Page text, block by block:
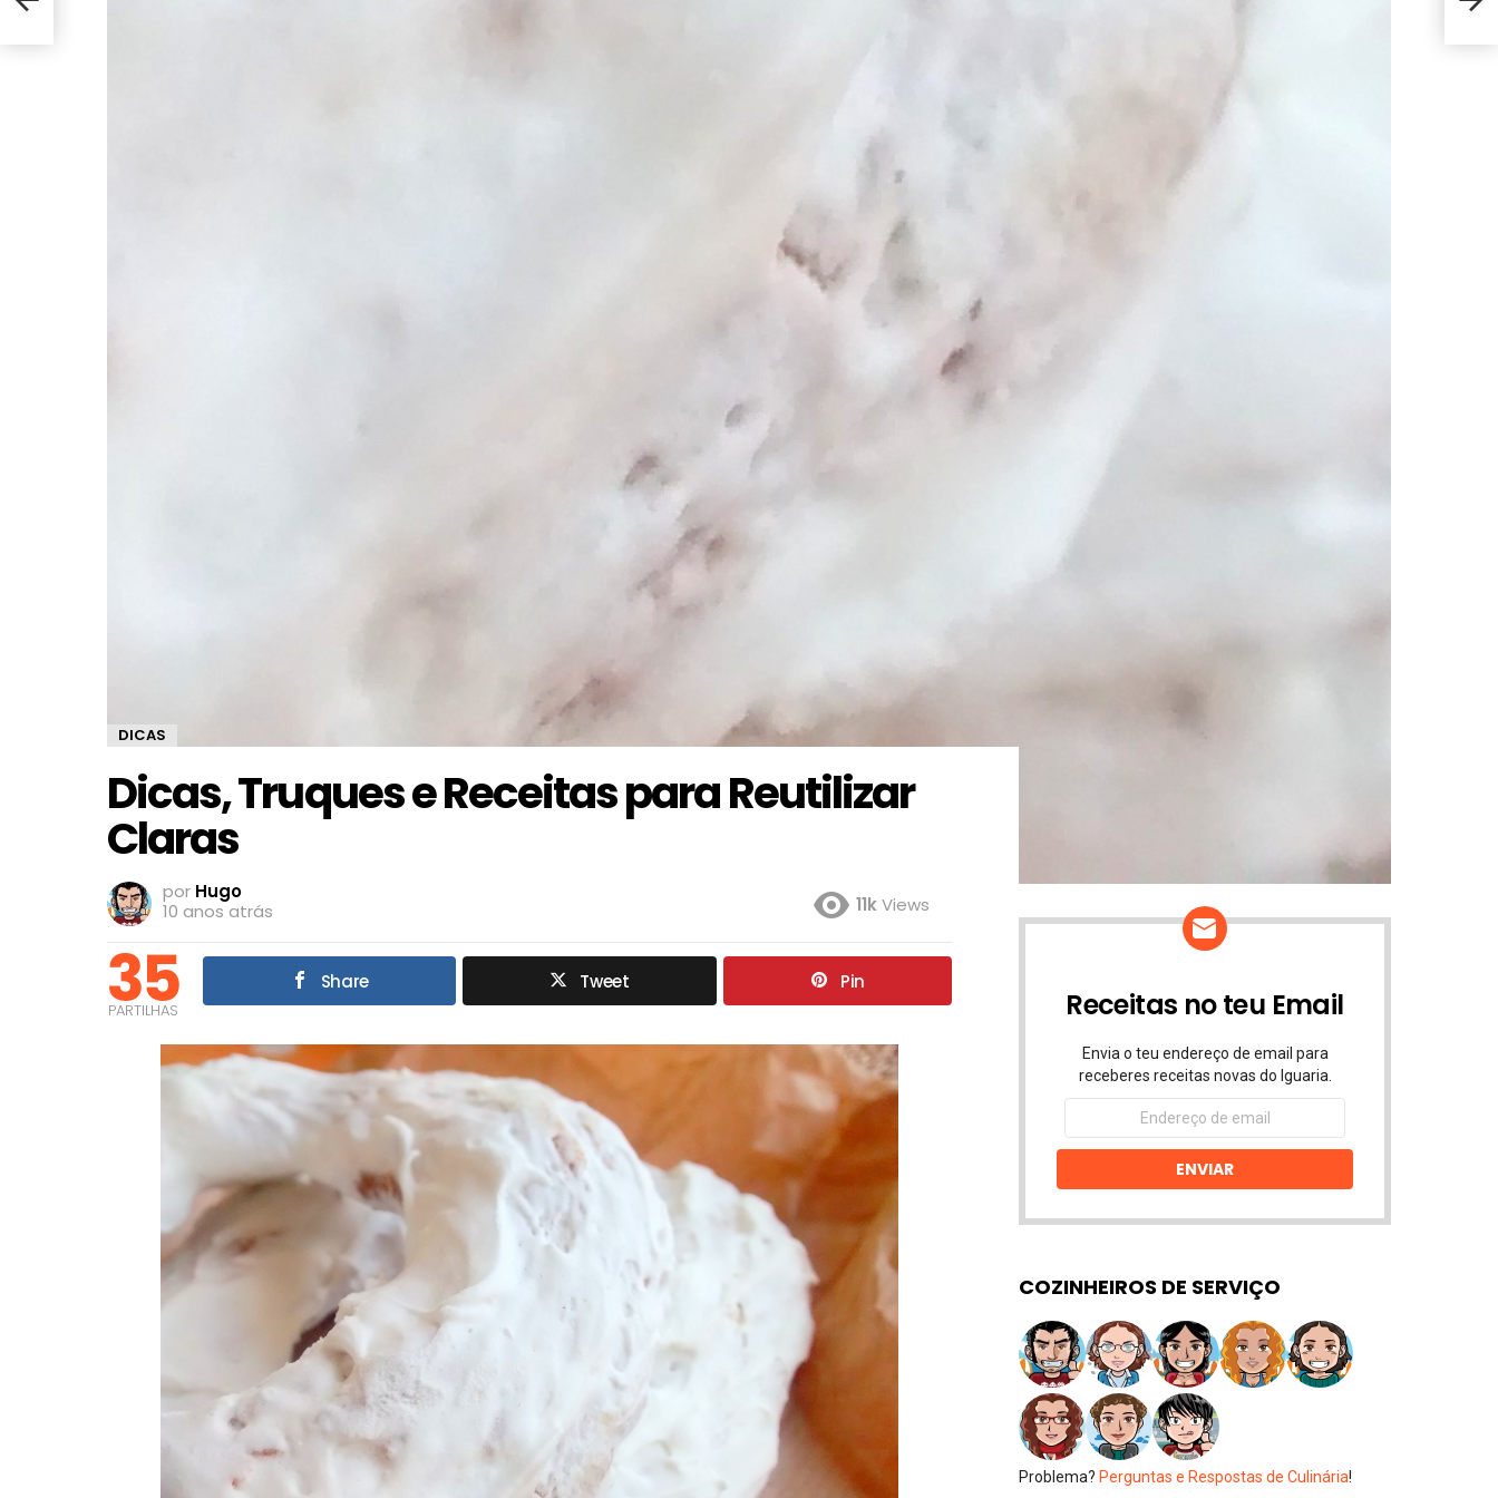
DICAS
Dicas, Truques e Receitas para Reutilizar
Claras
por Hugo
10 anos atrás
11kViews
35
PARTILHAS
Share Tweet Pin
Receitas no teu Email
Envia o teu endereço de email para
receberes receitas novas do Iguaria.
Endereço
email
ENVIAR
COZINHEIROS DE SERVIÇO
Problema? Perguntas e Respostas de Culinária!